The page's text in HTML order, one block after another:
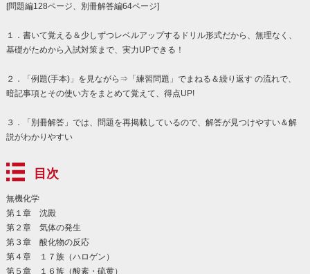
[問題編128ページ、別冊解答編64ページ]
１．書いて覚える＆少しずつレベルアップするドリル形式だから、無理なく、
基礎がためから入試対策まで、実力UPできる！
２．「例題(手本)」を見ながら⇒「練習問題」でまねる＆繰り返す の流れで、
暗記事項とその使い方をまとめて覚えて、得点UP!
３．「別冊解答」では、問題を再掲載しているので、解答が見つけやすい＆解
説がわかりやすい
目次
無機化学
第１章 沈殿
第２章 気体の発生
第３章 酸化物の反応
第４章 １７族（ハロゲン）
第５章 １６族（酸素・硫黄）